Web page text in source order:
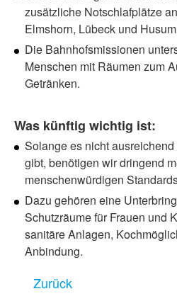
zusätzliche Notschlafplätze
Elmshorn, Lübeck und
Die Bahnhofsmissionen
Menschen mit Räumen zum
Getränken.
Was künftig wichtig ist:
Solange es nicht
gibt, benötigen wir dringend
menschenwürdigen
Dazu gehören eine
Schutzräume für Frauen und
sanitäre Anlagen,
Anbindung.
Zurück